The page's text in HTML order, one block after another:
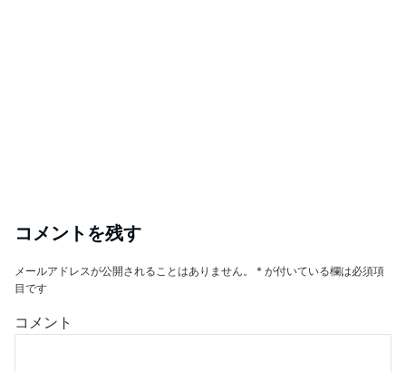
コメントを残す
メールアドレスが公開されることはありません。 * が付いている欄は必須項
目です
コメント